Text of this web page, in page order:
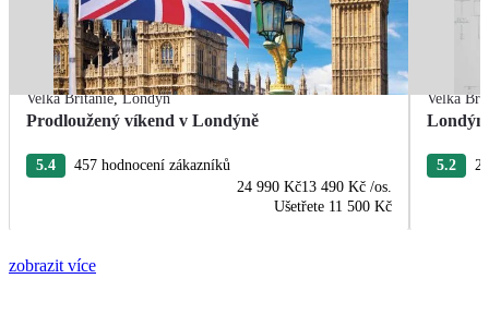
Velká Británie,Londýn
Prodloužený víkend v Londýně
5.4
457 hodnocení zákazníků
24 990 Kč13 490 Kč /os.
Ušetřete 11 500 Kč
Velká
Londýn
5.2
zobrazit více